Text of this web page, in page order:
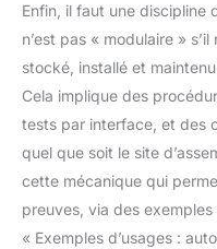
Enfin, il faut une discipline
n’est pas « modulaire »
stocké, installé et
Cela implique des
tests par interface, et des
quel que soit le site
cette mécanique qui
preuves, via des
« Exemples d’usages :